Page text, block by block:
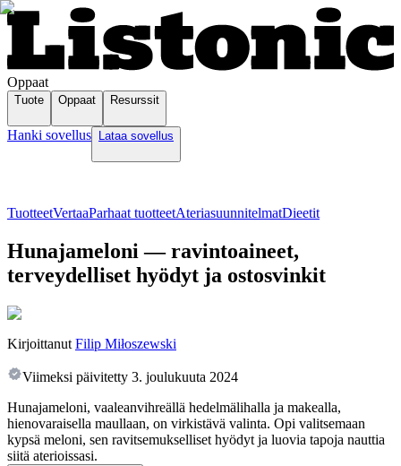
Oppaat
Tuote Oppaat Resurssit
Hanki sovellus Lataa sovellus
TuotteetVertaaParhaat tuotteetAteriasuunnitelmatDieetit
Hunajameloni — ravintoaineet,
terveydelliset hyödyt ja ostosvinkit
Kirjoittanut Filip Miłoszewski
Viimeksi päivitetty 3. joulukuuta 2024
Hunajameloni, vaaleanvihreällä hedelmälihalla ja makealla,
hienovaraisella maullaan, on virkistävä valinta. Opi valitsemaan
kypsä meloni, sen ravitsemukselliset hyödyt ja luovia tapoja nauttia
siitä aterioissasi.